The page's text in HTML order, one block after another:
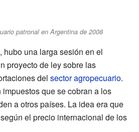
patronal en Argentina de 2008
hubo una larga sesión en el
proyecto de ley sobre las
del sector agropecuario.
que se cobran a los
a otros países. La idea era que
el precio internacional de los